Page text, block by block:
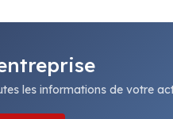
les informations de votre